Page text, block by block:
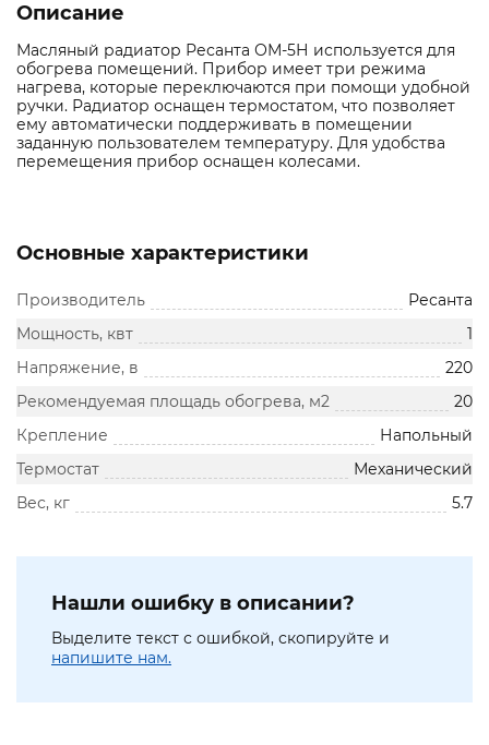
Описание
Масляный радиатор Ресанта ОМ-5Н используется для
обогрева помещений. Прибор имеет три режима
нагрева, которые переключаются при помощи удобной
ручки. Радиатор оснащен термостатом, что позволяет
ему автоматически поддерживать в помещении
заданную пользователем температуру. Для удобства
перемещения прибор оснащен колесами.
Основные характеристики
Производитель
Ресанта
Мощность, квт
1
Напряжение, в
220
Рекомендуемая площадь обогрева, м2
20
Крепление
Напольный
Термостат
Механический
Вес, кг
5.7
Нашли ошибку в описании?
Выделите текст с ошибкой, скопируйте и
напишите нам.